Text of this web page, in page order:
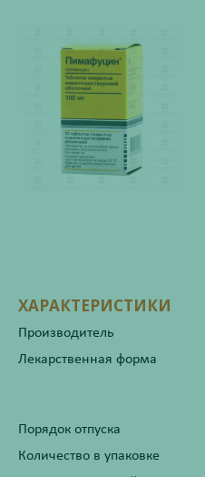
ХАРАКТЕРИСТИКИ
Производитель
Лекарственная форма
Порядок отпуска
Количество в упаковке